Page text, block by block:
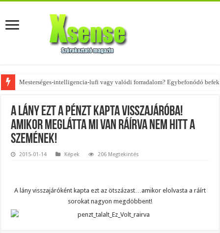
Mesterséges-intelligencia-lufi vagy valódi forradalom? Egybefonódó
Az övtáskák továbbra is trendik – nézd meg, milyen stílusokhoz illenek!
A lány ezt a pénzt kapta visszajáróba!
Amikor meglátta mi van ráírva nem hitt a
szemének!
2015-01-14 Képek 206 Megtekintés
A lány visszajáróként kapta ezt az ötszázast…amikor elolvasta a ráírt
sorokat nagyon megdöbbent!